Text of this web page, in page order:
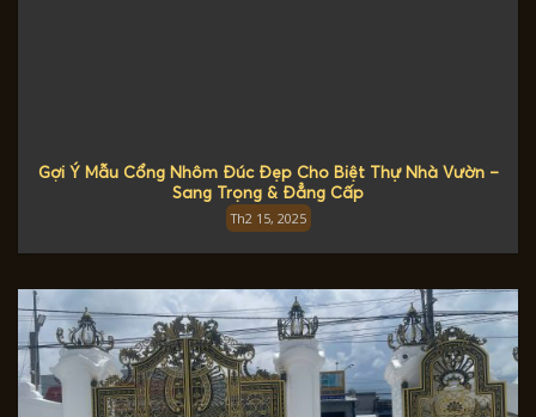
Gợi Ý Mẫu Cổng Nhôm Đúc Đẹp Cho Biệt Thự Nhà Vườn –
Sang Trọng & Đẳng Cấp
Th2 15, 2025